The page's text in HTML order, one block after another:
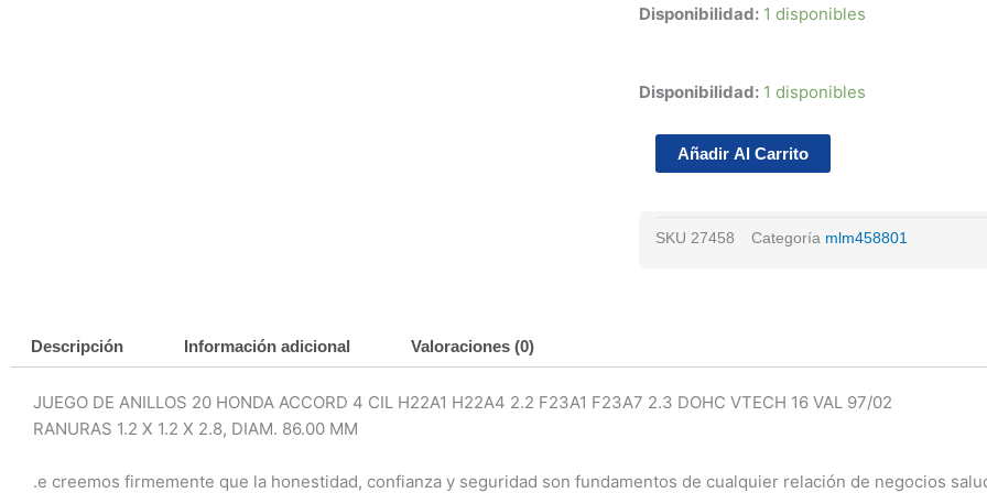
Disponibilidad: 1 disponibles
Disponibilidad: 1 disponibles
Juego
20
Honda
2.3
Añadir Al Carrito
SKU 27458 Categoría mlm458801
Descripción Información adicional Valoraciones (0)
JUEGO DE ANILLOS 20 HONDA ACCORD 4 CIL H22A1 H22A4 2.2 F23A1 F23A7 2.3 DOHC VTECH 16 VAL 97/02
RANURAS 1.2 X 1.2 X 2.8, DIAM. 86.00 MM
.e creemos firmemente que la honestidad, confianza y seguridad son fundamentos de cualquier relación de negocios